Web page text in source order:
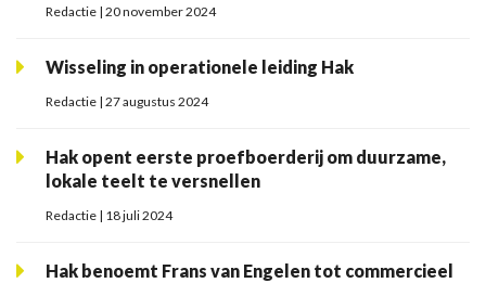
Redactie | 20 november 2024
Wisseling in operationele leiding Hak
Redactie | 27 augustus 2024
Hak opent eerste proefboerderij om duurzame,
lokale teelt te versnellen
Redactie | 18 juli 2024
Hak benoemt Frans van Engelen tot commercieel